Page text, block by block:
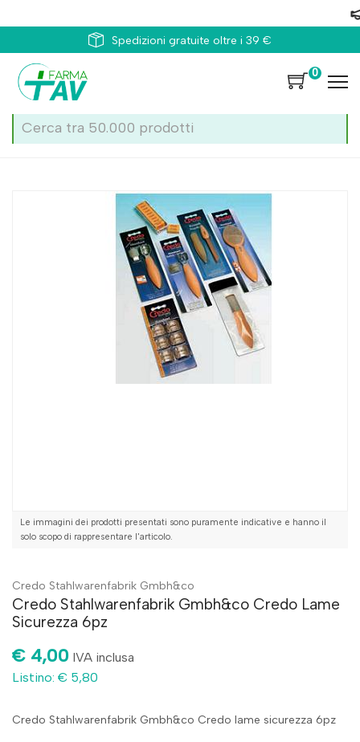
Spedizioni gratuite oltre i 39 €
0
Credo Stahlwarenfabrik Gmbh&co Credo Lame Sicurezza 6pz
Le immagini dei prodotti presentati sono puramente indicative e hanno il
solo scopo di rappresentare l'articolo.
Credo Stahlwarenfabrik Gmbh&co
Credo Stahlwarenfabrik Gmbh&co Credo Lame
Sicurezza 6pz
€ 4,00 IVA inclusa
Listino: € 5,80
Credo Stahlwarenfabrik Gmbh&co Credo lame sicurezza 6pz